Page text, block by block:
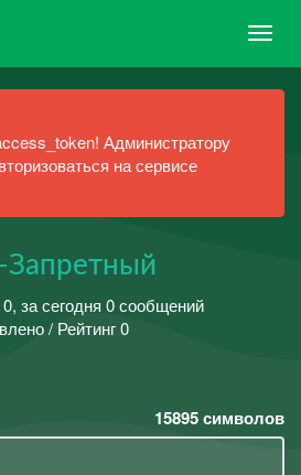
Администратору
на сервисе
Запретный
0, за сегодня 0 сообщений
/ Рейтинг 0
15895символов